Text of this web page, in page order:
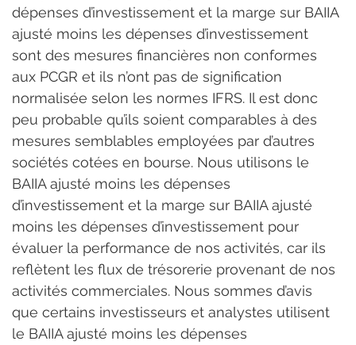
dépenses d’investissement et la marge sur BAIIA
ajusté moins les dépenses d’investissement
sont des mesures financières non conformes
aux PCGR et ils n’ont pas de signification
normalisée selon les normes IFRS. Il est donc
peu probable qu’ils soient comparables à des
mesures semblables employées par d’autres
sociétés cotées en bourse. Nous utilisons le
BAIIA ajusté moins les dépenses
d’investissement et la marge sur BAIIA ajusté
moins les dépenses d’investissement pour
évaluer la performance de nos activités, car ils
reflètent les flux de trésorerie provenant de nos
activités commerciales. Nous sommes d’avis
que certains investisseurs et analystes utilisent
le BAIIA ajusté moins les dépenses